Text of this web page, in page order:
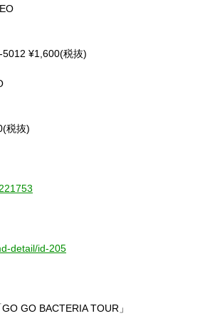
5012 ¥1,600(税抜)
税抜)
detail/id-205
GO BACTERIA TOUR」